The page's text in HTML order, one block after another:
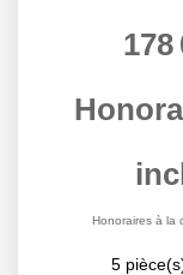
178
Honoraires à la
5